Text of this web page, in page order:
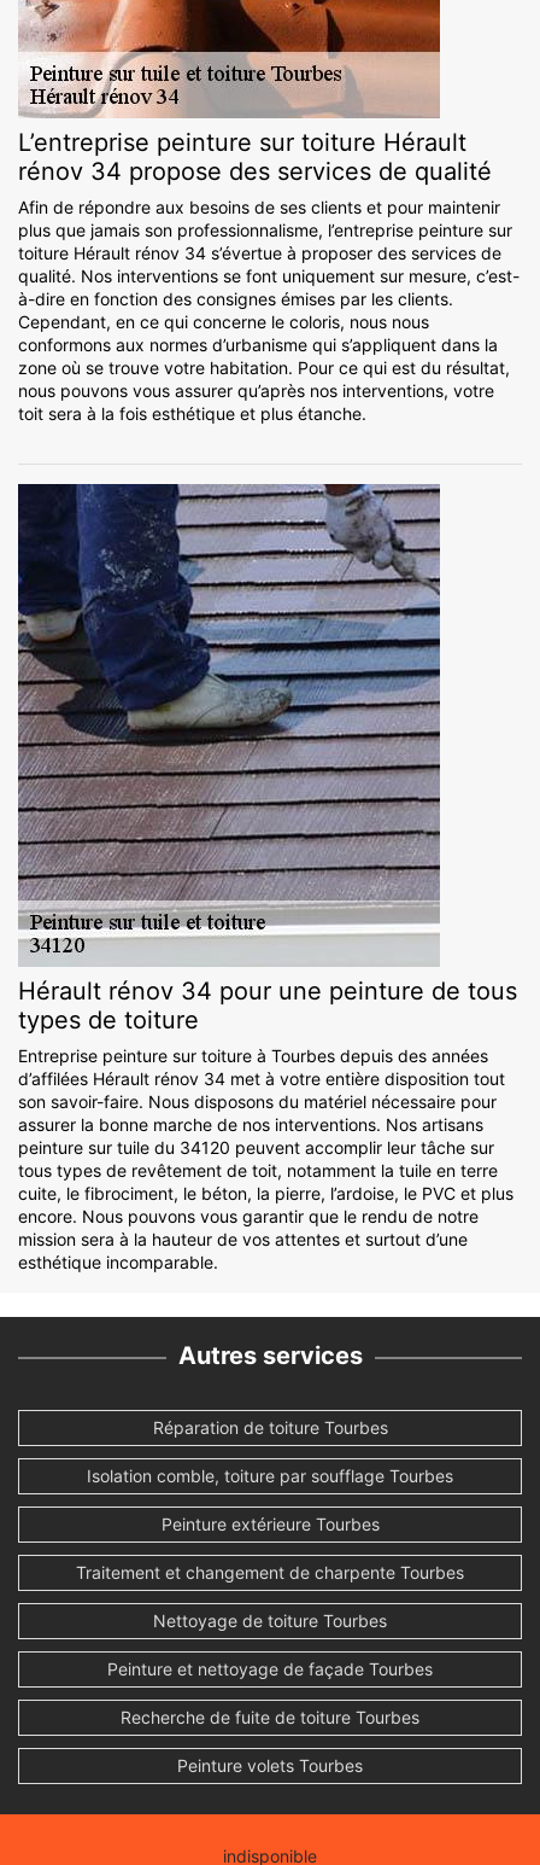
L’entreprise peinture sur toiture Hérault
rénov 34 propose des services de qualité
Afin de répondre aux besoins de ses clients et pour maintenir
plus que jamais son professionnalisme, l’entreprise peinture sur
toiture Hérault rénov 34 s’évertue à proposer des services de
qualité. Nos interventions se font uniquement sur mesure, c’est-
à-dire en fonction des consignes émises par les clients.
Cependant, en ce qui concerne le coloris, nous nous
conformons aux normes d’urbanisme qui s’appliquent dans la
zone où se trouve votre habitation. Pour ce qui est du résultat,
nous pouvons vous assurer qu’après nos interventions, votre
toit sera à la fois esthétique et plus étanche.
Hérault rénov 34 pour une peinture de tous
types de toiture
Entreprise peinture sur toiture à Tourbes depuis des années
d’affilées Hérault rénov 34 met à votre entière disposition tout
son savoir-faire. Nous disposons du matériel nécessaire pour
assurer la bonne marche de nos interventions. Nos artisans
peinture sur tuile du 34120 peuvent accomplir leur tâche sur
tous types de revêtement de toit, notamment la tuile en terre
cuite, le fibrociment, le béton, la pierre, l’ardoise, le PVC et plus
encore. Nous pouvons vous garantir que le rendu de notre
mission sera à la hauteur de vos attentes et surtout d’une
esthétique incomparable.
Autres services
Réparation de toiture Tourbes
Isolation comble, toiture par soufflage Tourbes
Peinture extérieure Tourbes
Traitement et changement de charpente Tourbes
Nettoyage de toiture Tourbes
Peinture et nettoyage de façade Tourbes
Recherche de fuite de toiture Tourbes
Peinture volets Tourbes
indisponible